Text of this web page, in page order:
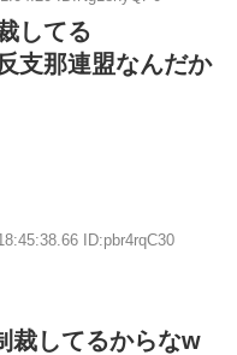
してる
支那連盟なんだか
ID:pbr4rqC30
裁してるからなw